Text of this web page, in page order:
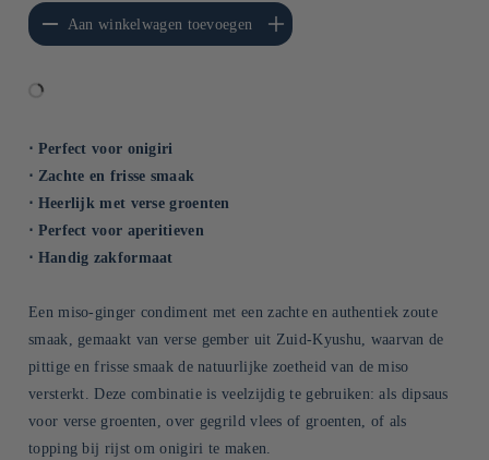
voor Default
Title
Aan winkelwagen toevoegen
Aantal verhogen voor Default
Title
⋅ Perfect voor onigiri
⋅ Zachte en frisse smaak
⋅ Heerlijk met verse groenten
⋅ Perfect voor aperitieven
⋅ Handig zakformaat
Een miso-ginger condiment met een zachte en authentiek zoute
smaak, gemaakt van verse gember uit Zuid-Kyushu, waarvan de
pittige en frisse smaak de natuurlijke zoetheid van de miso
versterkt. Deze combinatie is veelzijdig te gebruiken: als dipsaus
voor verse groenten, over gegrild vlees of groenten, of als
topping bij rijst om onigiri te maken.